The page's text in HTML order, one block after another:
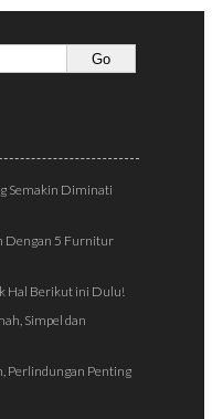
Semakin Diminati
Dengan 5 Furnitur
Hal Berikut ini Dulu!
Simpel dan
Perlindungan Penting